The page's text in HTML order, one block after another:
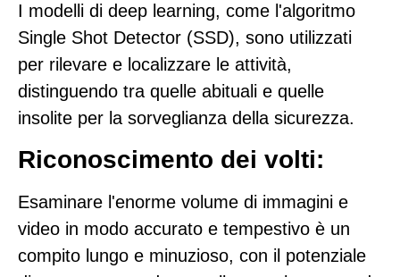
I modelli di deep learning, come l'algoritmo
Single Shot Detector (SSD), sono utilizzati
per rilevare e localizzare le attività,
distinguendo tra quelle abituali e quelle
insolite per la sorveglianza della sicurezza.
Riconoscimento dei volti:
Esaminare l'enorme volume di immagini e
video in modo accurato e tempestivo è un
compito lungo e minuzioso, con il potenziale